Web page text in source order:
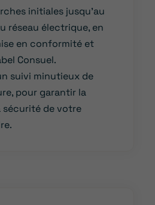
initiales jusqu’au
réseau électrique, en
en conformité et
Consuel.
suivi minutieux de
pour garantir la
de votre